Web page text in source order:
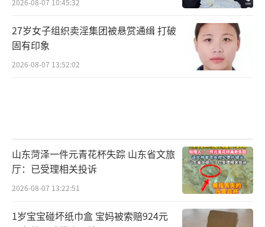
2026-08-07 10:45:32
27岁女子组织卖淫集团被悬赏通缉 打破
固有印象
2026-08-07 13:52:02
山东菏泽一件元青花杯失踪 山东省文旅
厅：已受理相关投诉
2026-08-07 13:22:51
1岁宝宝碰坏纸巾盒 宝妈被索赔924元